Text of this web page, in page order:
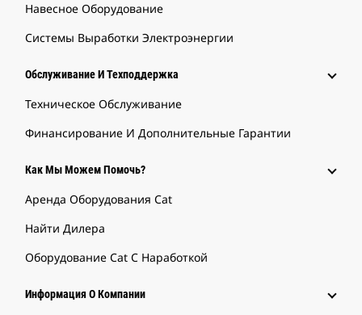
Навесное Оборудование
Системы Выработки Электроэнергии
Обслуживание И Техподдержка
Техническое Обслуживание
Финансирование И Дополнительные Гарантии
Как Мы Можем Помочь?
Аренда Оборудования Cat
Найти Дилера
Оборудование Cat С Наработкой
Информация О Компании